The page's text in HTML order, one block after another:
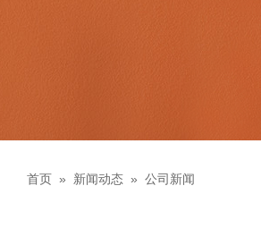
首页 » 新闻动态 » 公司新闻